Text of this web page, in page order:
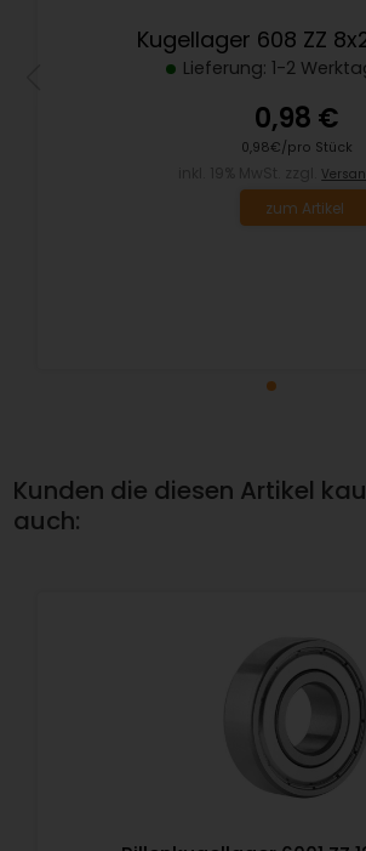
Kugellager 608 ZZ
Lieferung: 1-2
0,98 €
0,98€/pro Stück
zum Artikel
Kunden die diesen Artikel
auch: